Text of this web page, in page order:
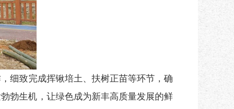
细致完成挥锹培土、扶树正苗等环节，确
勃生机，让绿色成为新丰高质量发展的鲜